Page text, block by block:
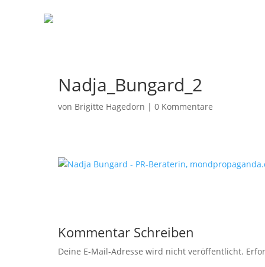
Nadja_Bungard_2
von Brigitte Hagedorn | 0 Kommentare
Kommentar Schreiben
Deine E-Mail-Adresse wird nicht veröffentlicht.